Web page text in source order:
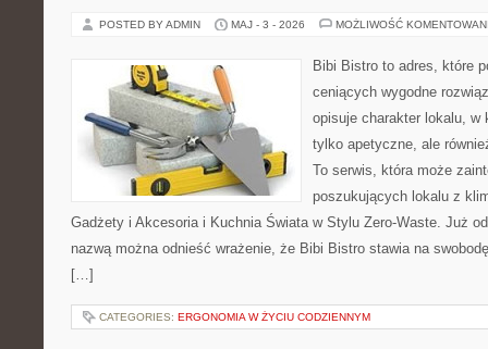
POSTED BY ADMIN MAJ - 3 - 2026 MOŻLIWOŚĆ
Bibi Bistro to adres, które
ceniących wygodne
opisuje charakter lokalu, w
tylko apetyczne, ale
To serwis, która może
poszukujących lokalu z
Gadżety i Akcesoria i Kuchnia Świata w Stylu Zero-Waste. Już
nazwą można odnieść wrażenie, że Bibi Bistro stawia na
[…]
CATEGORIES: ERGONOMIA W ŻYCIU CODZIENNYM